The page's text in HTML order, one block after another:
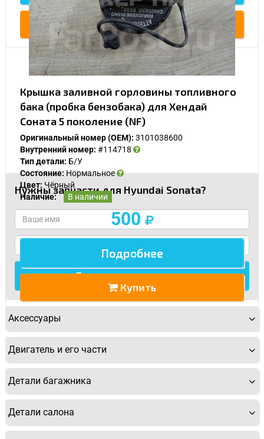
Купить
Крышка заливной горловины топливного
бака (пробка бензобака) для Хендай
Соната 5 поколение (NF)
Оригинальный номер (OEM): 3101038600
Внутренний номер: #114718
Тип детали: Б/У
Состояние:Нормальное
Цвет: Чёрный
Наличие:
В наличии
500
Подробнее
Купить
Нужны запчасти для Hyundai Sonata?
Аксессуары
Двигатель и его части
Детали багажника
Детали салона
У Вас возникли вопросы? Вы не
нашли нужную Вам деталь?
Заполните форму ниже и мы Вам перезвоним.
Спасибо, мне это не нужно!